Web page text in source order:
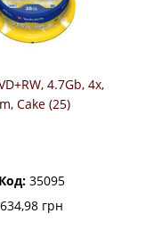
4.7Gb, 4х,
Cake (25)
Код:35095
634,98 грн